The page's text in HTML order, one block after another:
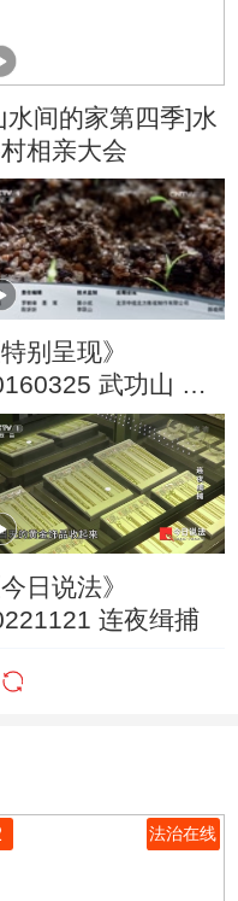
水间的家第四季]水
相亲大会
特别呈现》
武功山 上
山川
今日说法》
连夜缉捕
法治在线